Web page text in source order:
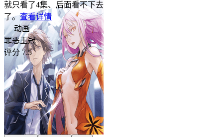
就只看了4集、后面看不下去
了。查看详情
动画
罪恶王冠
评分 7.5